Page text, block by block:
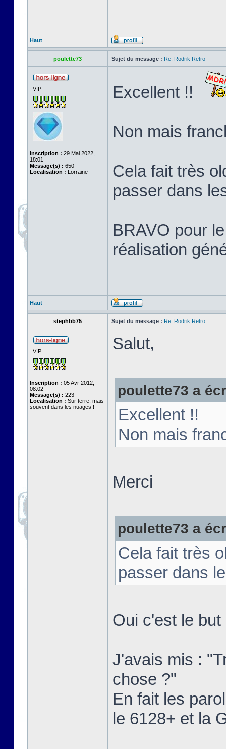
Haut
poulette73 Sujet du message : Re: Rodrik Retro
VIP
Inscription : 29 Mai 2022,
18:01
Message(s) : 650
Localisation : Lorraine
Excellent !!
Non mais
Cela fait très
passer dans
BRAVO pour
réalisation
Haut
stephbb75 Sujet du message : Re: Rodrik Retro
VIP
Inscription : 05 Avr 2012,
08:02
Message(s) : 223
Localisation : Sur terre, mais
souvent dans les nuages !
Salut,
poulette73 a
Excellent !!
Non mais
Merci
poulette73 a
Cela fait très
passer dans
Oui c'est le
J'avais mis :
chose ?"
En fait les
le 6128+ et la